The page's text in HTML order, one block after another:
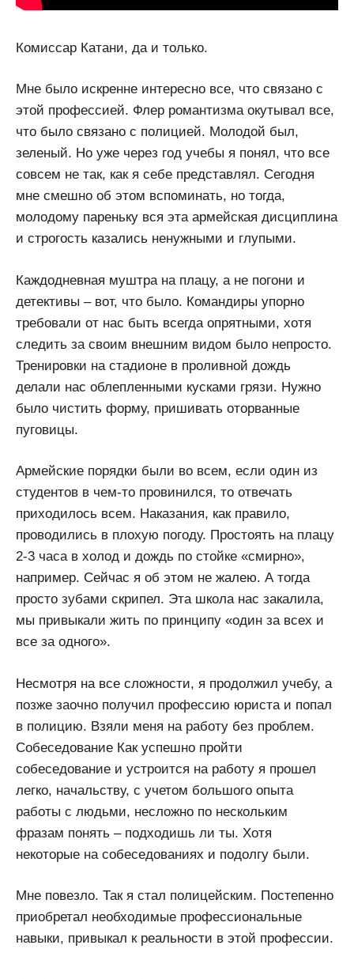
Комиссар Катани, да и только.
Мне было искренне интересно все, что связано с
этой профессией. Флер романтизма окутывал все,
что было связано с полицией. Молодой был,
зеленый. Но уже через год учебы я понял, что все
совсем не так, как я себе представлял. Сегодня
мне смешно об этом вспоминать, но тогда,
молодому пареньку вся эта армейская дисциплина
и строгость казались ненужными и глупыми.
Каждодневная муштра на плацу, а не погони и
детективы – вот, что было. Командиры упорно
требовали от нас быть всегда опрятными, хотя
следить за своим внешним видом было непросто.
Тренировки на стадионе в проливной дождь
делали нас облепленными кусками грязи. Нужно
было чистить форму, пришивать оторванные
пуговицы.
Армейские порядки были во всем, если один из
студентов в чем-то провинился, то отвечать
приходилось всем. Наказания, как правило,
проводились в плохую погоду. Простоять на плацу
2-3 часа в холод и дождь по стойке «смирно»,
например. Сейчас я об этом не жалею. А тогда
просто зубами скрипел. Эта школа нас закалила,
мы привыкали жить по принципу «один за всех и
все за одного».
Несмотря на все сложности, я продолжил учебу, а
позже заочно получил профессию юриста и попал
в полицию. Взяли меня на работу без проблем.
Собеседование Как успешно пройти
собеседование и устроится на работу я прошел
легко, начальству, с учетом большого опыта
работы с людьми, несложно по нескольким
фразам понять – подходишь ли ты. Хотя
некоторые на собеседованиях и подолгу были.
Мне повезло. Так я стал полицейским. Постепенно
приобретал необходимые профессиональные
навыки, привыкал к реальности в этой профессии.